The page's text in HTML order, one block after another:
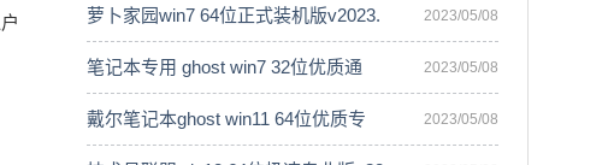
萝卜家园win7 64位正式装机版v2023. 2023/05/08
笔记本专用 ghost win7 32位优质通 2023/05/08
戴尔笔记本ghost win11 64位优质专 2023/05/08